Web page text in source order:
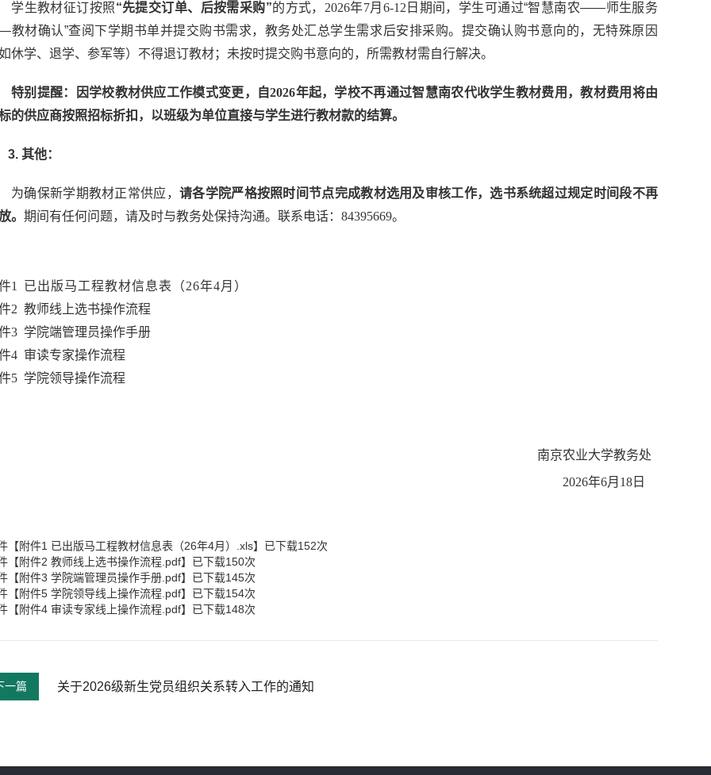
学生教材征订按照“先提交订单、后按需采购”的方式， 2026年7月 6-12 日期间， 学生可通过“智慧南农——师生服务
材确认”查阅下学期 书单并提交购书需求，教务处汇总学生需求后安排采购。提交确认购书意向的，无特殊原因
休学、退学、参军等）不得退订教材； 未按时提交购书意向的，所需教材需自行解决。
特别提醒：因学校教材供应工作模式变更，自2026年起，学校不再通过智慧南农代收学生教材费用，教材费用将由
的供应商按照招标折扣，以班级为单位直接与学生进行教材款的结算。
3.其他：
为确保新学期教材正常供应 ，请各学院严格按照时间节点完成教材选用及审核工作，选书系统超过规定时间段不再
。期间有任何问题，请及时与教务处保持沟通。联系电话：84395669。
1 已出版马工程教材信息表（26年4月）
2教师线上选书操作流程
3 学院端管理员操作手册
4 审读专家操作流程
5 学院领导操作流程
南京农业大学教务处
2026年6月 18日
【附件1 已出版马工程教材信息表（26年4月）.xls】已下载152次
【附件2 教师线上选书操作流程.pdf】已下载150次
【附件3 学院端管理员操作手册.pdf】已下载145次
【附件5 学院领导线上操作流程.pdf】已下载154次
【附件4 审读专家线上操作流程.pdf】已下载148次
一篇 关于2026级新生党员组织关系转入工作的通知